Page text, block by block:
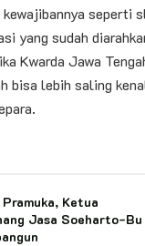
yang sudah
Kwarda Jawa
bisa lebih saling
Ketua
Jasa Soeharto-Bu